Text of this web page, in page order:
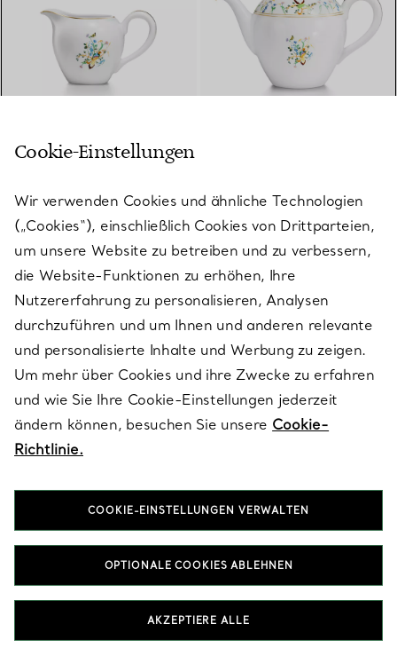
Tiffany Jardin
Porzellan
€ 440
€ 940
MEHR ANSEHEN
Wird angezeigt 1 - 60 von 185
Essgeschirr
Cookie-Einstellungen
Wir verwenden Cookies und ähnliche Technologien
(„Cookies“), einschließlich Cookies von Drittparteien,
um unsere Website zu betreiben und zu verbessern,
die Website-Funktionen zu erhöhen, Ihre
Nutzererfahrung zu personalisieren, Analysen
durchzuführen und um Ihnen und anderen relevante
und personalisierte Inhalte und Werbung zu zeigen.
Um mehr über Cookies und ihre Zwecke zu erfahren
und wie Sie Ihre Cookie-Einstellungen jederzeit
ändern können, besuchen Sie unsere Cookie-
Richtlinie.
COOKIE-EINSTELLUNGEN VERWALTEN
OPTIONALE COOKIES ABLEHNEN
AKZEPTIERE ALLE